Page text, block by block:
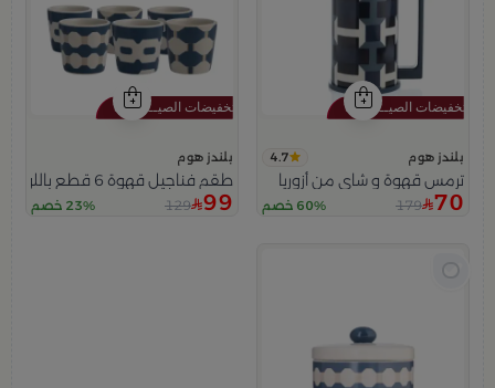
بلندز هوم 4.7
ترمس قهوة و شاي من أزوريا
70
179 60% خصم
بلندز هوم
طقم فناجيل قهوة 6 قطع باللون البيج و الأزرق من أزوريا
99
129 23% خصم